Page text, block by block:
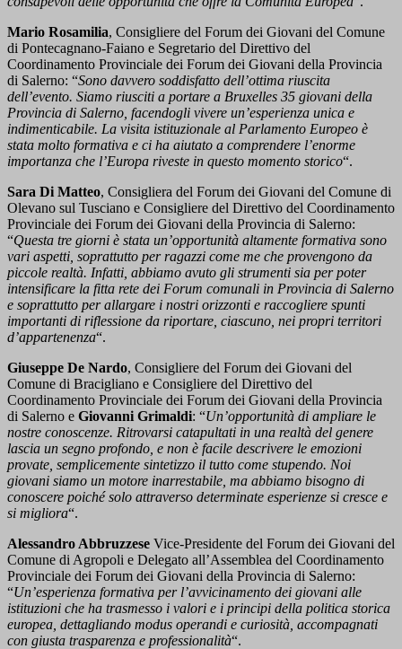
Mario Rosamilia, Consigliere del Forum dei Giovani del Comune
di Pontecagnano-Faiano e Segretario del Direttivo del
Coordinamento Provinciale dei Forum dei Giovani della Provincia
di Salerno: “Sono davvero soddisfatto dell’ottima riuscita
dell’evento. Siamo riusciti a portare a Bruxelles 35 giovani della
Provincia di Salerno, facendogli vivere un’esperienza unica e
indimenticabile. La visita istituzionale al Parlamento Europeo è
stata molto formativa e ci ha aiutato a comprendere l’enorme
importanza che l’Europa riveste in questo momento storico“.
Sara Di Matteo, Consigliera del Forum dei Giovani del Comune di
Olevano sul Tusciano e Consigliere del Direttivo del Coordinamento
Provinciale dei Forum dei Giovani della Provincia di Salerno:
“Questa tre giorni è stata un’opportunità altamente formativa sono
vari aspetti, soprattutto per ragazzi come me che provengono da
piccole realtà. Infatti, abbiamo avuto gli strumenti sia per poter
intensificare la fitta rete dei Forum comunali in Provincia di Salerno
e soprattutto per allargare i nostri orizzonti e raccogliere spunti
importanti di riflessione da riportare, ciascuno, nei propri territori
d’appartenenza“.
Giuseppe De Nardo, Consigliere del Forum dei Giovani del
Comune di Bracigliano e Consigliere del Direttivo del
Coordinamento Provinciale dei Forum dei Giovani della Provincia
di Salerno e Giovanni Grimaldi: “Un’opportunità di ampliare le
nostre conoscenze. Ritrovarsi catapultati in una realtà del genere
lascia un segno profondo, e non è facile descrivere le emozioni
provate, semplicemente sintetizzo il tutto come stupendo. Noi
giovani siamo un motore inarrestabile, ma abbiamo bisogno di
conoscere poiché solo attraverso determinate esperienze si cresce e
si migliora“.
Alessandro Abbruzzese Vice-Presidente del Forum dei Giovani del
Comune di Agropoli e Delegato all’Assemblea del Coordinamento
Provinciale dei Forum dei Giovani della Provincia di Salerno:
“Un’esperienza formativa per l’avvicinamento dei giovani alle
istituzioni che ha trasmesso i valori e i principi della politica storica
europea, dettagliando modus operandi e curiosità, accompagnati
con giusta trasparenza e professionalità“.